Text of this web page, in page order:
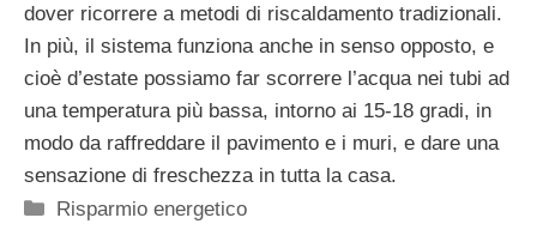
dover ricorrere a metodi di riscaldamento tradizionali.
In più, il sistema funziona anche in senso opposto, e
cioè d’estate possiamo far scorrere l’acqua nei tubi ad
una temperatura più bassa, intorno ai 15-18 gradi, in
modo da raffreddare il pavimento e i muri, e dare una
sensazione di freschezza in tutta la casa.
Categorie
Risparmio energetico